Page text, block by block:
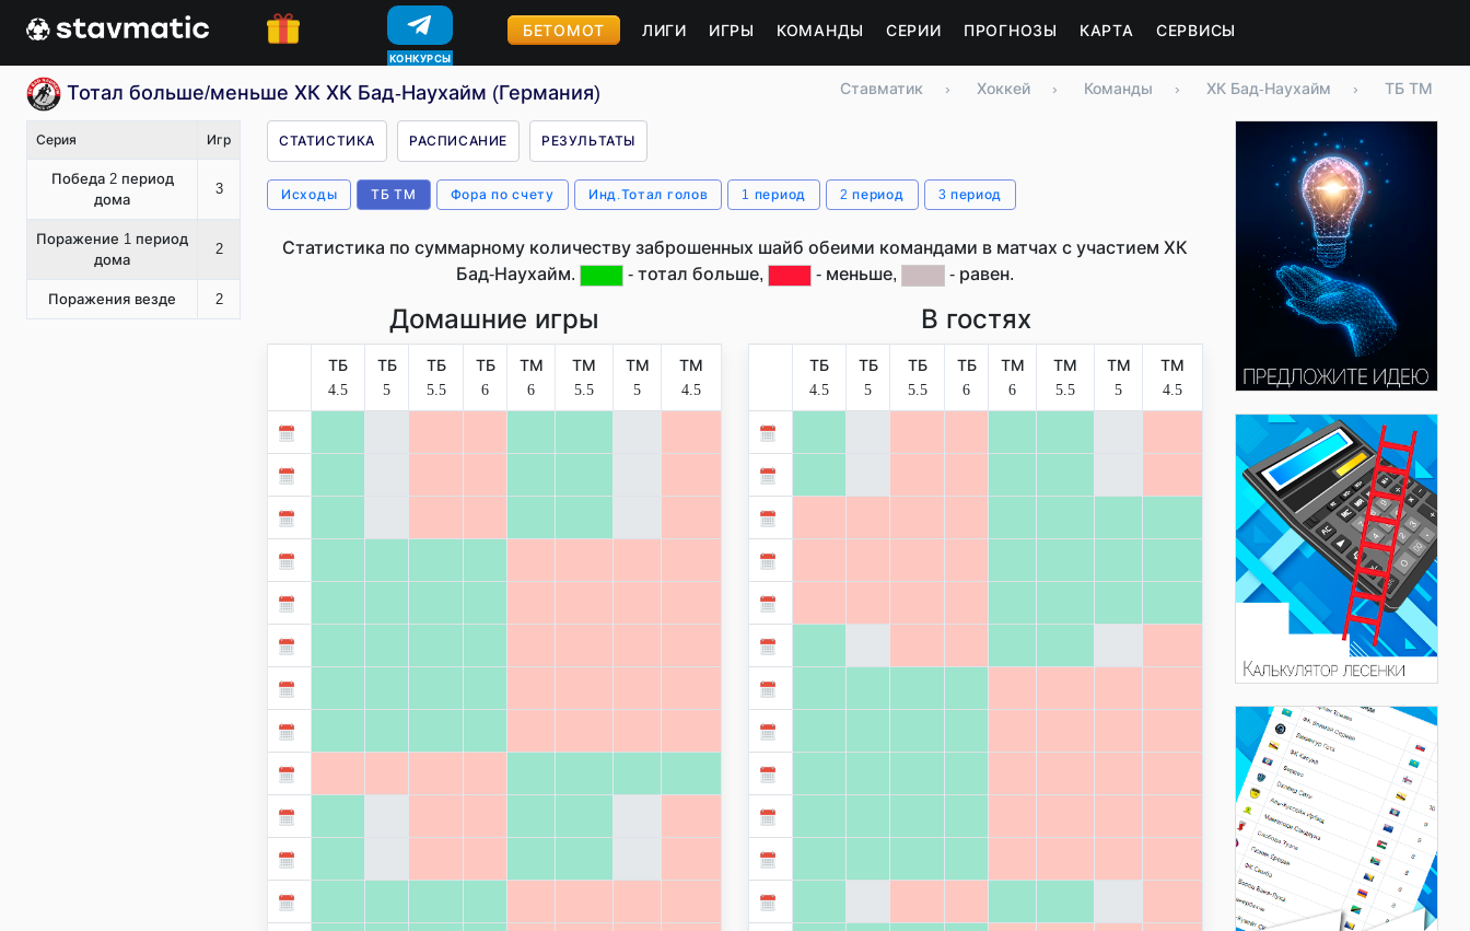
КОНКУРСЫ
БЕТОМОТ ЛИГИ ИГРЫ КОМАНДЫ СЕРИИ ПРОГНОЗЫ КАРТА СЕРВИСЫ
Тотал больше/меньше ХК ХК Бад-Наухайм (Германия) Ставматик › Хоккей › Команды › ХК Бад-Наухайм › ТБ ТМ
Серия Игр
Победа 2 период
дома
3
Поражение 1 период
дома
2
Поражения везде 2
СТАТИСТИКА РАСПИСАНИЕ РЕЗУЛЬТАТЫ
Исходы ТБ ТМ Фора по счету Инд.Тотал голов 1 период 2 период 3 период
Статистика по суммарному количеству заброшенных шайб обеими командами в матчах с участием ХК
Бад-Наухайм.
- тотал больше, - меньше, - равен.
Домашние игры
ТБ
4.5
ТБ
5
ТБ
5.5
ТБ
6
ТМ
6
ТМ
5.5
ТМ
5
ТМ
4.5
В гостях
ТБ
4.5
ТБ
5
ТБ
5.5
ТБ
6
ТМ
6
ТМ
5.5
ТМ
5
ТМ
4.5